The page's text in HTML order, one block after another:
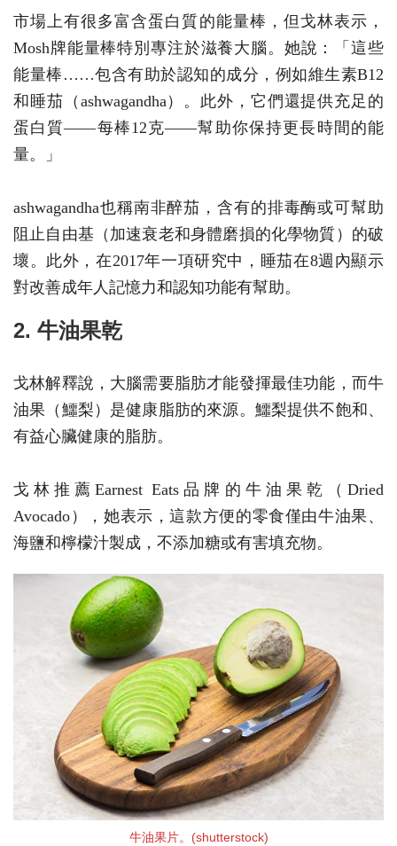
市場上有很多富含蛋白質的能量棒，但戈林表示，
Mosh牌能量棒特別專注於滋養大腦。她說：「這些
能量棒……包含有助於認知的成分，例如維生素B12
和睡茄（ashwagandha）。此外，它們還提供充足的
蛋白質——每棒12克——幫助你保持更長時間的能
量。」
ashwagandha也稱南非醉茄，含有的排毒酶或可幫助
阻止自由基（加速衰老和身體磨損的化學物質）的破
壞。此外，在2017年一項研究中，睡茄在8週內顯示
對改善成年人記憶力和認知功能有幫助。
2. 牛油果乾
戈林解釋說，大腦需要脂肪才能發揮最佳功能，而牛
油果（鱷梨）是健康脂肪的來源。鱷梨提供不飽和、
有益心臟健康的脂肪。
戈林推薦Earnest Eats品牌的牛油果乾（Dried
Avocado），她表示，這款方便的零食僅由牛油果、
海鹽和檸檬汁製成，不添加糖或有害填充物。
牛油果片。(shutterstock)